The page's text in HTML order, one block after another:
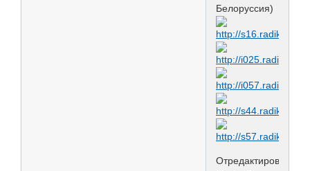
Белоруссия)
Отредактировано